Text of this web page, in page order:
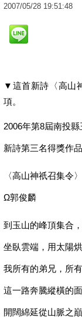
2007/05/28 19:51:48
▼這首新詩〈高山
項。
2006年第8屆南投
新詩第三名得獎作品
〈高山神祇召集令〉
Ω郭俊麟
到玉山的峰頂集合
坐臥雲端，用太陽
我所有的弟兄，所
這一路奔騰縱橫的
開闊綿延從山脈之巔